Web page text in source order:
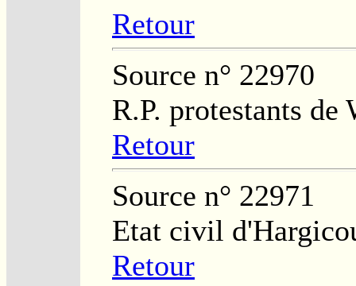
Retour
Source n° 22970
R.P. protestants de
Retour
Source n° 22971
Etat civil
Retour